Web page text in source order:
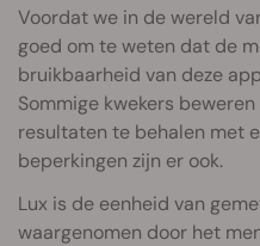
Voordat we in de wereld
goed om te weten dat de
bruikbaarheid van deze
Sommige kwekers
resultaten te behalen met
beperkingen zijn er ook.
Lux is de eenheid van
waargenomen door het